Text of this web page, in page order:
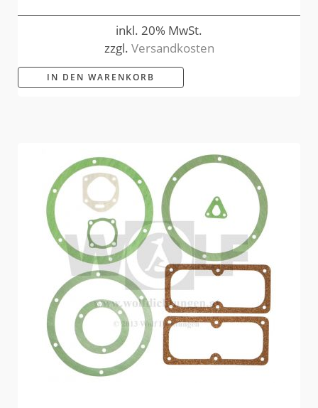
inkl. 20% MwSt.
zzgl. Versandkosten
IN DEN WARENKORB